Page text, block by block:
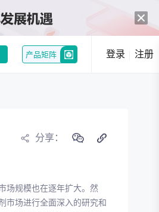
产品矩阵 登录 注册
分享：
场规模也在逐年扩大。然
市场进行全面深入的研究和